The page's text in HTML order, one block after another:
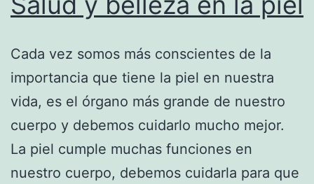
Cada vez somos más conscientes de la
importancia que tiene la piel en nuestra
vida, es el órgano más grande de nuestro
cuerpo y debemos cuidarlo mucho mejor.
La piel cumple muchas funciones en
nuestro cuerpo, debemos cuidarla para que